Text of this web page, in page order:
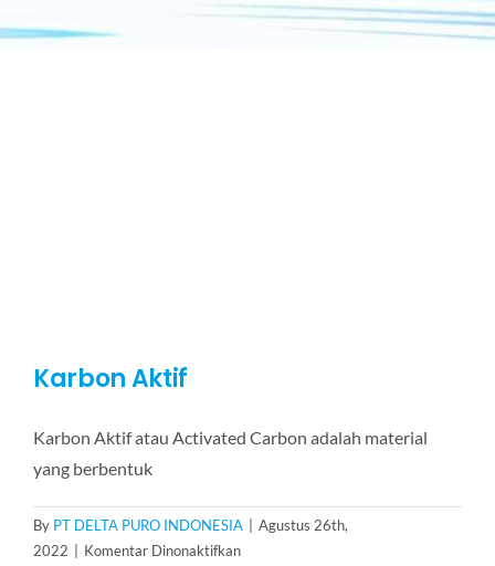
Karbon Aktif
Karbon Aktif atau Activated Carbon adalah material
yang berbentuk
By PT DELTA PURO INDONESIA
Agustus 26th,
2022
Komentar Dinonaktifkanpada